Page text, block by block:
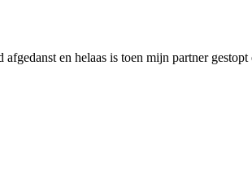
en helaas is toen mijn partner